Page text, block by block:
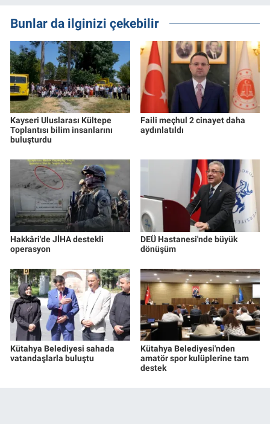
Bunlar da ilginizi çekebilir
Kayseri Uluslarası Kültepe
Toplantısı bilim insanlarını
buluşturdu
Faili meçhul 2 cinayet daha
aydınlatıldı
Hakkâri'de JİHA destekli
operasyon
DEÜ Hastanesi'nde büyük
dönüşüm
Kütahya Belediyesi sahada
vatandaşlarla buluştu
Kütahya Belediyesi'nden
amatör spor kulüplerine tam
destek